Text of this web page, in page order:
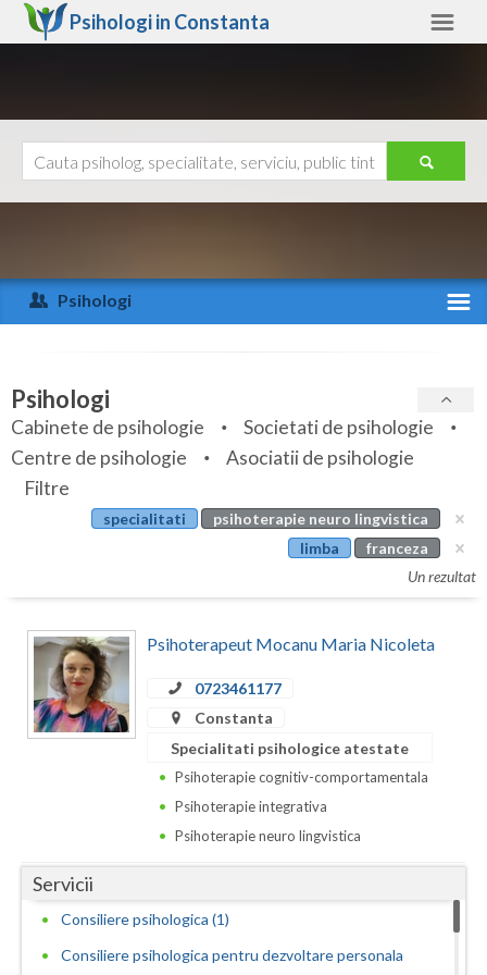
Psihologi in Constanta
Arad
Arges
Bihor
Bistrita-Nasaud
Botosani
Bucuresti
Buzau
Calarasi
Covasna
Ajutor
Psihologi
Specialitati
Servicii
Articole
Evenimente
Psihologi
Cabinete de psihologie
Societati de psihologie
Centre de psihologie
Asociatii de psihologie
Filtre
specialitati
psihoterapie neuro lingvistica
limba
franceza
Un rezultat
Psihoterapeut Mocanu Maria Nicoleta
0723461177
Constanta
Specialitati psihologice atestate
Psihoterapie cognitiv-comportamentala
Psihoterapie integrativa
Psihoterapie neuro lingvistica
Servicii
Consiliere psihologica (1)
Consiliere psihologica pentru dezvoltare personala